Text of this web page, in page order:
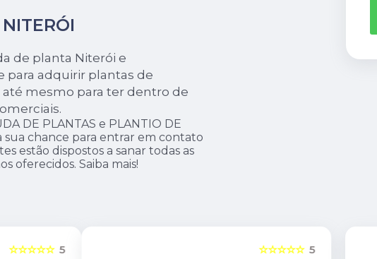
de planta Niterói e
adquirir plantas de
mesmo para ter dentro de
DE PLANTAS e PLANTIO DE
sua chance para entrar em contato
estão dispostos a sanar todas as
oferecidos. Saiba mais!
5
☆☆☆☆☆ ☆☆☆☆☆